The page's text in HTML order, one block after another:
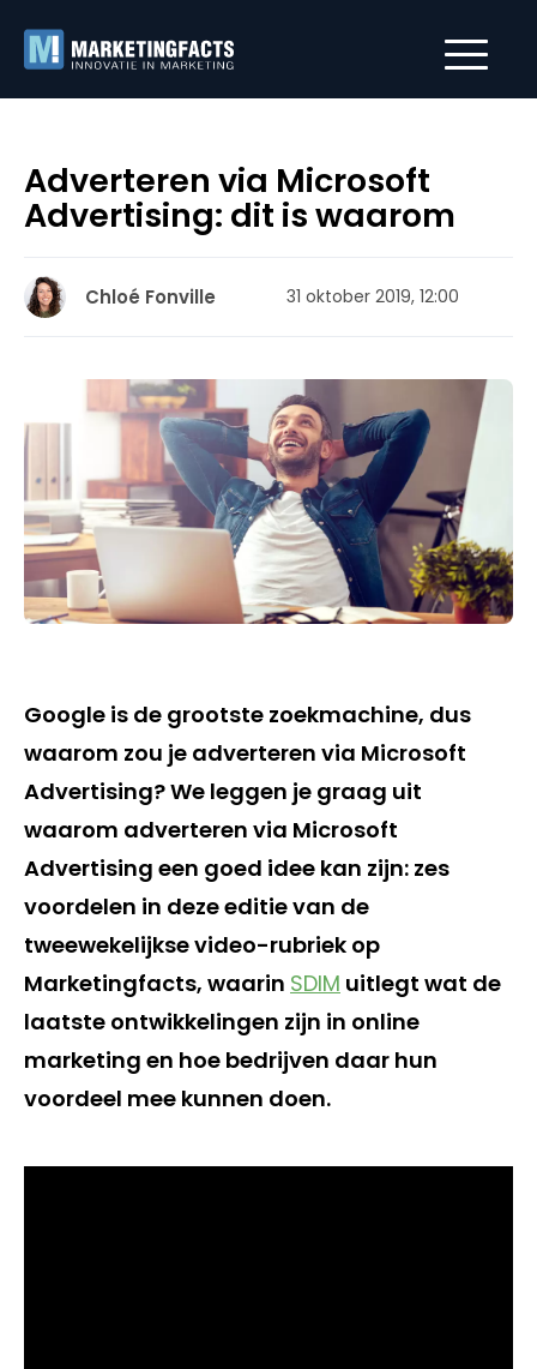
Adverteren via Microsoft
Advertising: dit is waarom
Chloé Fonville 31 oktober 2019, 12:00
Google is de grootste zoekmachine, dus
waarom zou je adverteren via Microsoft
Advertising? We leggen je graag uit
waarom adverteren via Microsoft
Advertising een goed idee kan zijn: zes
voordelen in deze editie van de
tweewekelijkse video-rubriek op
Marketingfacts, waarin SDIM uitlegt wat de
laatste ontwikkelingen zijn in online
marketing en hoe bedrijven daar hun
voordeel mee kunnen doen.